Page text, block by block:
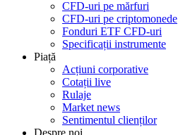
CFD-uri pe mărfuri
CFD-uri pe criptomonede
Fonduri ETF CFD-uri
Specificații instrumente
Piață
Acțiuni corporative
Cotații live
Rulaje
Market news
Sentimentul clienților